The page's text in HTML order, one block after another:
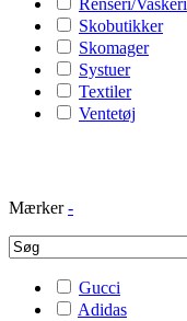
Renseri/Vaskeri
Skobutikker
Skomager
Systuer
Textiler
Ventetøj
Mærker -
Gucci
Adidas